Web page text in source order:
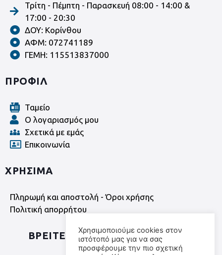
Τρίτη - Πέμπτη - Παρασκευή 08:00 - 14:00 &
17:00 - 20:30
ΔΟΥ: Κορίνθου
ΑΦΜ: 072741189
ΓΕΜΗ: 115513837000
ΠΡΟΦΙΛ
Ταμείο
Ο λογαριασμός μου
Σχετικά με εμάς
Επικοινωνία
ΧΡΗΣΙΜΑ
Πληρωμή και αποστολή - Όροι χρήσης
Πολιτική απορρήτου
ΒΡΕΙΤΕ ΜΑΣ ΣΤΑ SOCIAL MEDIA
Χρησιμοποιούμε cookies στον
ιστότοπό μας για να σας
προσφέρουμε την πιο σχετική